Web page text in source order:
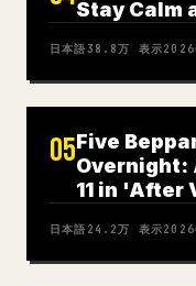
Stay Calm
日本語38.8万 表示2026
05Five
Overnight:
11 in 'After
日本語 24.2万 表示2026